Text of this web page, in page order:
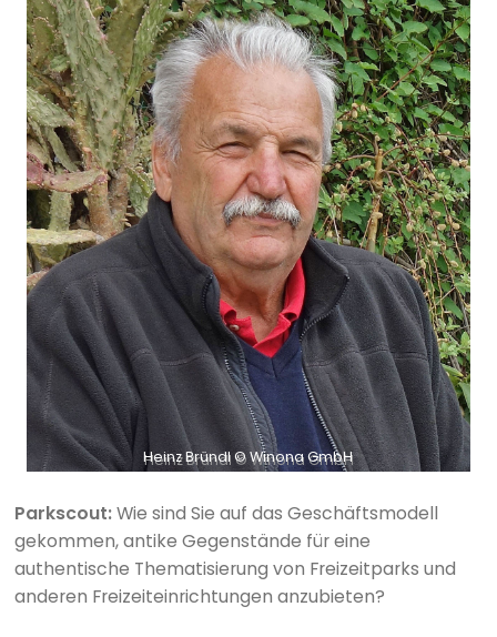
Heinz Bründl © Winona GmbH
Parkscout:Wie sind Sie auf das Geschäftsmodell
gekommen, antike Gegenstände für eine
authentische Thematisierung von Freizeitparks und
anderen Freizeiteinrichtungen anzubieten?